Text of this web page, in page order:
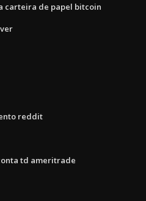
carteira de papel bitcoin
reddit
td ameritrade